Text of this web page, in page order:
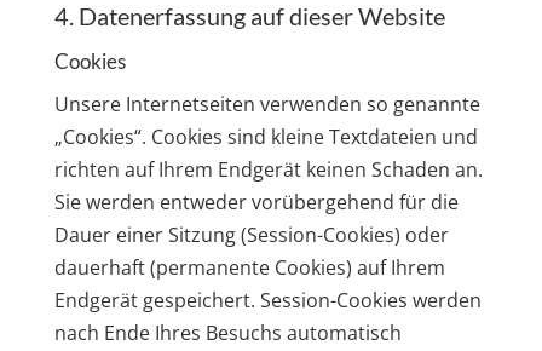
4. Datenerfassung auf dieser Website
Cookies
Unsere Internetseiten verwenden so genannte
„Cookies“. Cookies sind kleine Textdateien und
richten auf Ihrem Endgerät keinen Schaden an.
Sie werden entweder vorübergehend für die
Dauer einer Sitzung (Session-Cookies) oder
dauerhaft (permanente Cookies) auf Ihrem
Endgerät gespeichert. Session-Cookies werden
nach Ende Ihres Besuchs automatisch